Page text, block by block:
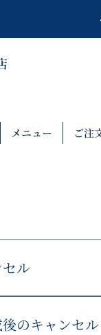
メニュー ご注
ル
料、それ以降は進
のキャンセル